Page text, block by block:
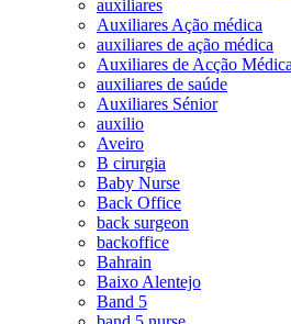
auxiliares
Auxiliares Ação médica
auxiliares de ação médica
Auxiliares de Acção Médica
auxiliares de saúde
Auxiliares Sénior
auxilio
Aveiro
B cirurgia
Baby Nurse
Back Office
back surgeon
backoffice
Bahrain
Baixo Alentejo
Band 5